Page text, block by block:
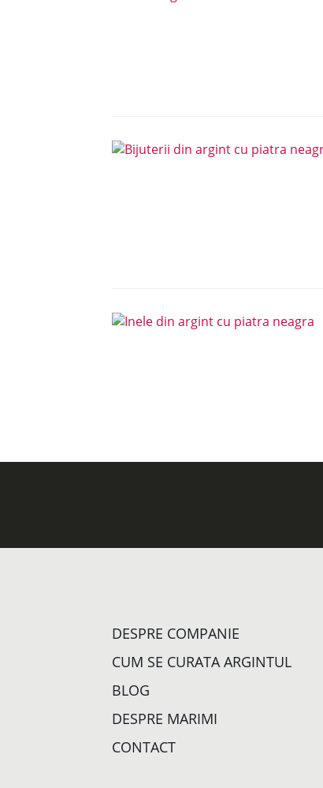
DESPRE COMPANIE
CUM SE CURATA ARGINTUL
BLOG
DESPRE MARIMI
CONTACT